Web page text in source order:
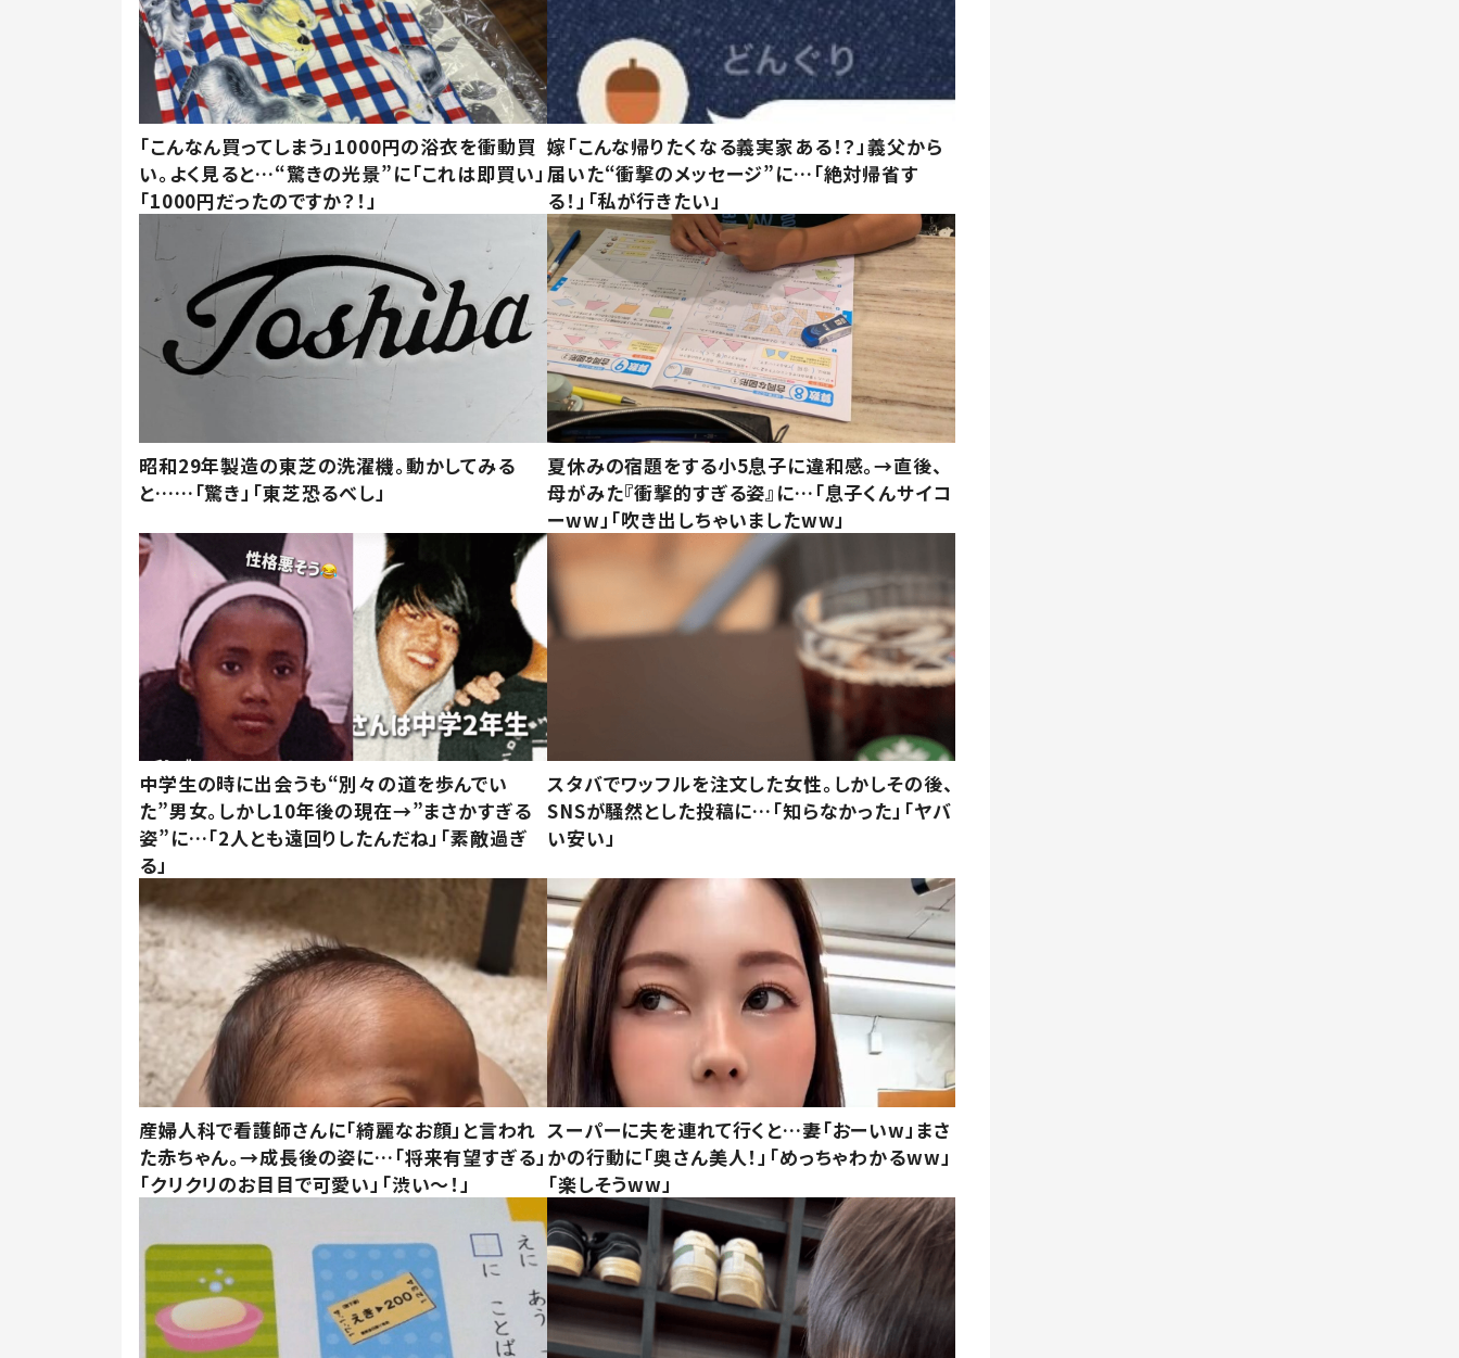
「こんなん買ってしまう」1000円の浴衣を衝動買
い。よく見ると…“驚きの光景”に「これは即買い」
「1000円だったのですか？！」
嫁「こんな帰りたくなる義実家ある！？」義父から
届いた“衝撃のメッセージ”に…「絶対帰省す
る！」「私が行きたい」
昭和29年製造の東芝の洗濯機。動かしてみる
と……「驚き」「東芝恐るべし」
夏休みの宿題をする小5息子に違和感。→直後、
母がみた『衝撃的すぎる姿』に…「息子くんサイコ
ーww」「吹き出しちゃいましたww」
中学生の時に出会うも“別々の道を歩んでい
た”男女。しかし10年後の現在→”まさかすぎる
姿”に…「2人とも遠回りしたんだね」「素敵過ぎ
る」
スタバでワッフルを注文した女性。しかしその後、
SNSが騒然とした投稿に…「知らなかった」「ヤバ
い安い」
産婦人科で看護師さんに「綺麗なお顔」と言われ
た赤ちゃん。→成長後の姿に…「将来有望すぎる」
「クリクリのお目目で可愛い」「渋い～！」
スーパーに夫を連れて行くと…妻「おーいw」まさ
かの行動に「奥さん美人！」「めっちゃわかるww」
「楽しそうww」